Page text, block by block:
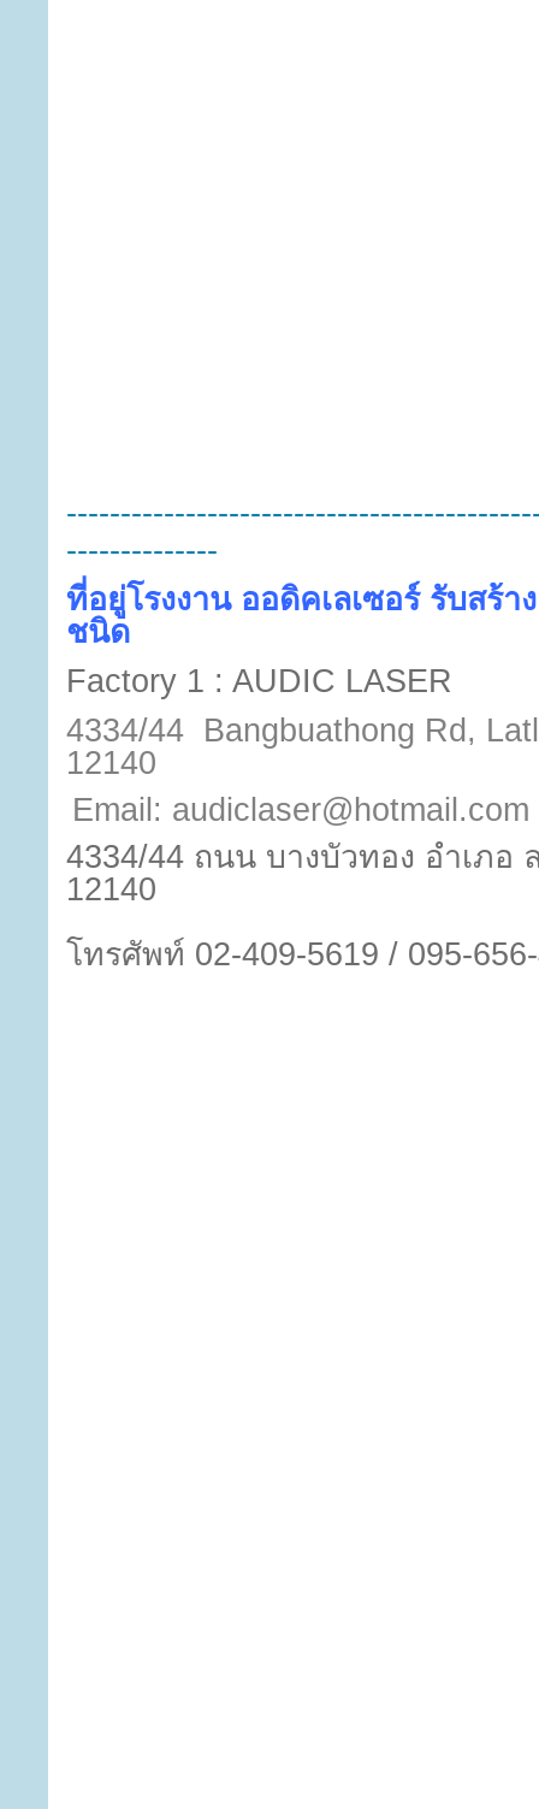
--------------
ที่อยู่โรงงาน ออดิคเลเซอร์ รับสร้า
ชนิด
Factory 1 : AUDIC LASER
4334/44 Bangbuathong Rd,
12140
Email: audiclaser@hotmail.com
4334/44 ถนน บางบัวทอง อำเภ
12140
โทรศัพท์ 02-409-5619 / 095-